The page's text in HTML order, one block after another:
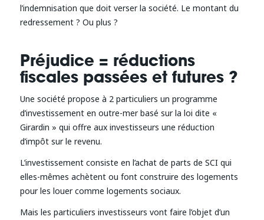
l’indemnisation que doit verser la société. Le montant du
redressement ? Ou plus ?
Préjudice = réductions
fiscales passées et futures ?
Une société propose à 2 particuliers un programme
d’investissement en outre-mer basé sur la loi dite «
Girardin » qui offre aux investisseurs une réduction
d’impôt sur le revenu.
L’investissement consiste en l’achat de parts de SCI qui
elles-mêmes achètent ou font construire des logements
pour les louer comme logements sociaux.
Mais les particuliers investisseurs vont faire l’objet d’un